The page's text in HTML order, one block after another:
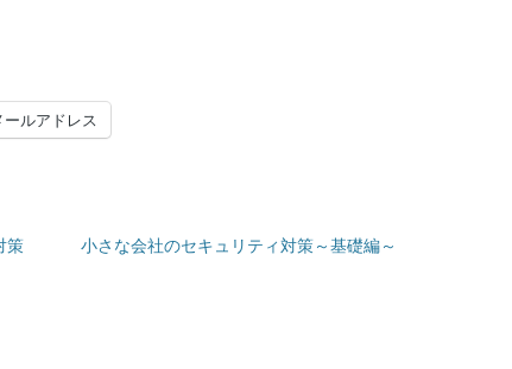
ールアドレス
策
小さな会社のセキュリティ対策～基礎編～